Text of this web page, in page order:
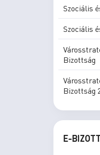
Szociális
Szociális
Bizottság
Bizottság
E-